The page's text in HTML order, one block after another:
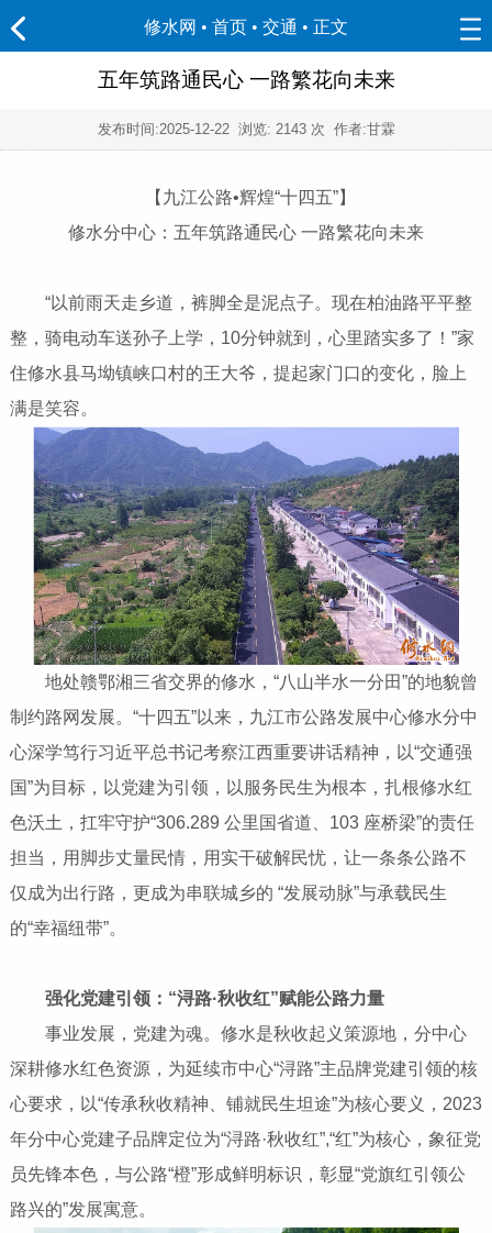
修水网 • 首页 • 交通 • 正文
五年筑路通民心 一路繁花向未来
发布时间:2025-12-22浏览: 2143 次 作者:甘霖
【九江公路•辉煌“十四五”】
修水分中心：五年筑路通民心 一路繁花向未来
“以前雨天走乡道，裤脚全是泥点子。现在柏油路平平整
整，骑电动车送孙子上学，10分钟就到，心里踏实多了！”家
住修水县马坳镇峡口村的王大爷，提起家门口的变化，脸上
满是笑容。
地处赣鄂湘三省交界的修水，“八山半水一分田”的地貌曾
制约路网发展。“十四五”以来，九江市公路发展中心修水分中
心深学笃行习近平总书记考察江西重要讲话精神，以“交通强
国”为目标，以党建为引领，以服务民生为根本，扎根修水红
色沃土，扛牢守护“306.289 公里国省道、103 座桥梁”的责任
担当，用脚步丈量民情，用实干破解民忧，让一条条公路不
仅成为出行路，更成为串联城乡的 “发展动脉”与承载民生
的“幸福纽带”。
强化党建引领：“浔路·秋收红”赋能公路力量
事业发展，党建为魂。修水是秋收起义策源地，分中心
深耕修水红色资源，为延续市中心“浔路”主品牌党建引领的核
心要求，以“传承秋收精神、铺就民生坦途”为核心要义，2023
年分中心党建子品牌定位为“浔路·秋收红”,“红”为核心，象征党
员先锋本色，与公路“橙”形成鲜明标识，彰显“党旗红引领公
路兴的”发展寓意。